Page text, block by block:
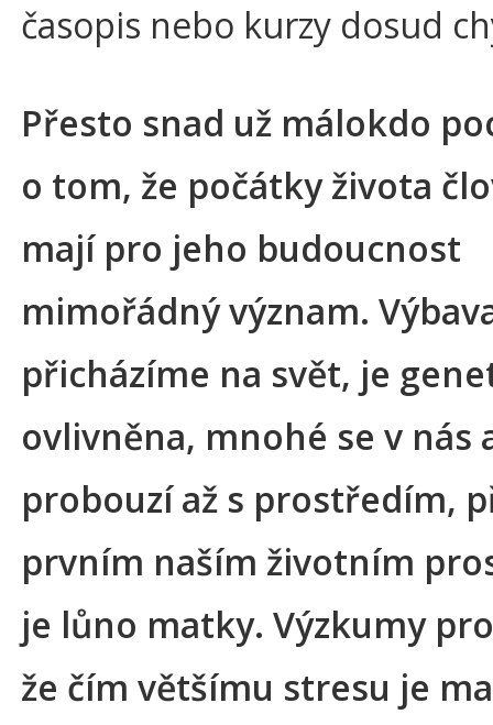
časopis nebo kurzy dosud
Přesto snad už málokdo
o tom, že počátky života
mají pro jeho budoucnost
mimořádný význam.
přicházíme na svět, je
ovlivněna, mnohé se v nás
probouzí až s prostředím,
prvním naším životním
je lůno matky. Výzkumy
že čím většímu stresu je